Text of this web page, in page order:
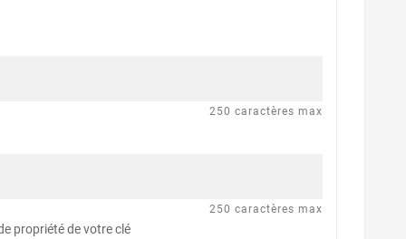
250 caractères max
250 caractères max
propriété de votre clé